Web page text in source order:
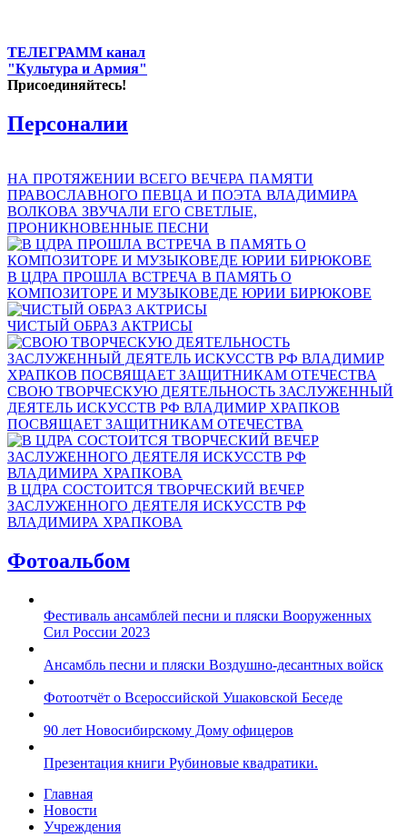
ТЕЛЕГРАММ канал
"Культура и Армия"
Присоединяйтесь!
Персоналии
НА ПРОТЯЖЕНИИ ВСЕГО ВЕЧЕРА ПАМЯТИ
ПРАВОСЛАВНОГО ПЕВЦА И ПОЭТА ВЛАДИМИРА
ВОЛКОВА ЗВУЧАЛИ ЕГО СВЕТЛЫЕ,
ПРОНИКНОВЕННЫЕ ПЕСНИ
В ЦДРА ПРОШЛА ВСТРЕЧА В ПАМЯТЬ О
КОМПОЗИТОРЕ И МУЗЫКОВЕДЕ ЮРИИ БИРЮКОВЕ
ЧИСТЫЙ ОБРАЗ АКТРИСЫ
СВОЮ ТВОРЧЕСКУЮ ДЕЯТЕЛЬНОСТЬ ЗАСЛУЖЕННЫЙ
ДЕЯТЕЛЬ ИСКУССТВ РФ ВЛАДИМИР ХРАПКОВ
ПОСВЯЩАЕТ ЗАЩИТНИКАМ ОТЕЧЕСТВА
В ЦДРА СОСТОИТСЯ ТВОРЧЕСКИЙ ВЕЧЕР
ЗАСЛУЖЕННОГО ДЕЯТЕЛЯ ИСКУССТВ РФ
ВЛАДИМИРА ХРАПКОВА
Фотоальбом
Фестиваль ансамблей песни и пляски Вооруженных
Сил России 2023
Ансамбль песни и пляски Воздушно-десантных войск
Фотоотчёт о Всероссийской Ушаковской Беседе
90 лет Новосибирскому Дому офицеров
Презентация книги Рубиновые квадратики.
Главная
Новости
Учреждения